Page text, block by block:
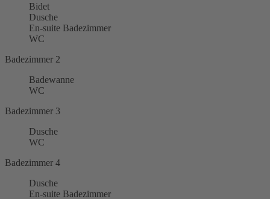
Bidet
Dusche
En-suite Badezimmer
WC
Badezimmer 2
Badewanne
WC
Badezimmer 3
Dusche
WC
Badezimmer 4
Dusche
En-suite Badezimmer